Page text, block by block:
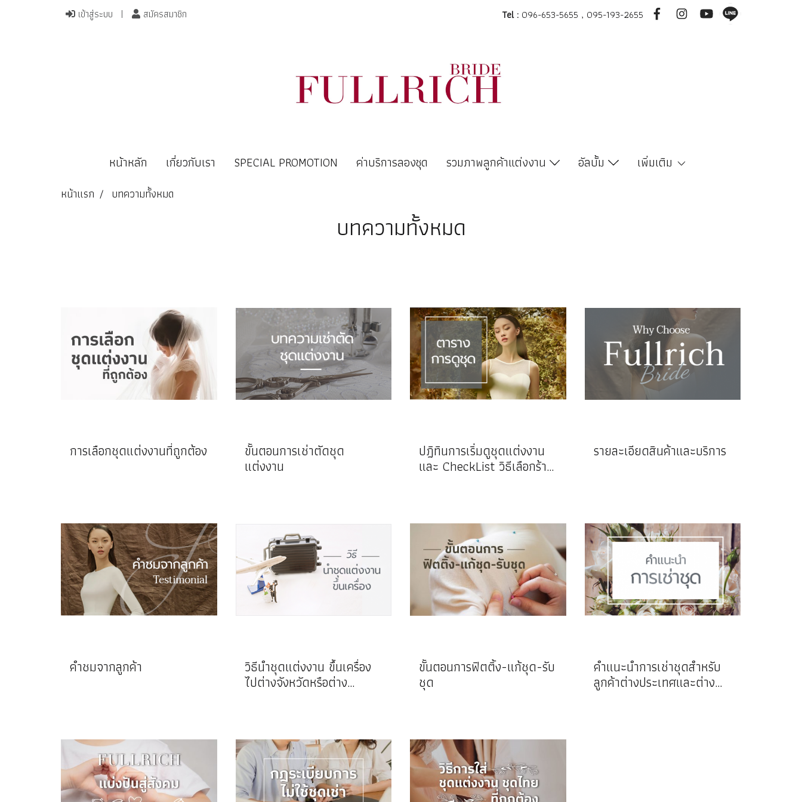
เข้าสู่ระบบ สมัครสมาชิก Tel : 096-653-5655 , 095-193-2655
หน้าหลัก เกี่ยวกับเรา SPECIAL PROMOTION ค่าบริการลองชุด รวมภาพลูกค้าแต่งงาน อัลบั้ม เพิ่มเติม
หน้าแรก บทความทั้งหมด
บทความทั้งหมด
การเลือกชุดแต่งงานที่ถูกต้อง ขั้นตอนการเช่าตัดชุด
แต่งงาน
ปฎิทินการเริ่มดูชุดแต่งงาน
และ CheckList วิธีเลือกร้าน
รายละเอียดสินค้าและบริการ
คำชมจากลูกค้า วิธีนำชุดแต่งงาน ขึ้นเครื่อง
ไปต่างจังหวัดหรือต่าง
ขั้นตอนการฟิตติ้ง-แก้ชุด-รับ
ชุด
คำแนะนำการเช่าชุดสำหรับ
ลูกค้าต่างประเทศและต่าง